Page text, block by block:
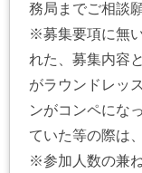
務局までご相談
※募集要項に無
れた、募集内容
がラウンドレッ
ンがコンペにな
ていた等の際は
※参加人数の兼